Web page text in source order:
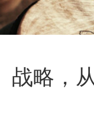
战略，